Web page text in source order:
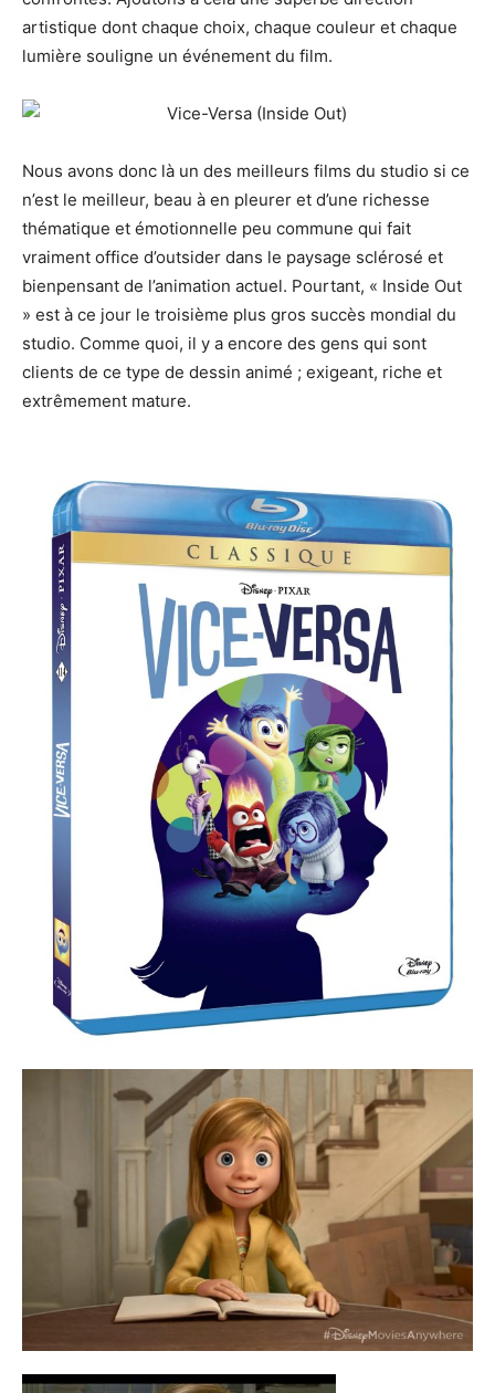
artistique dont chaque choix, chaque couleur et chaque
lumière souligne un événement du film.
Nous avons donc là un des meilleurs films du studio si ce
n’est le meilleur, beau à en pleurer et d’une richesse
thématique et émotionnelle peu commune qui fait
vraiment office d’outsider dans le paysage sclérosé et
bienpensant de l’animation actuel. Pourtant, « Inside Out
» est à ce jour le troisième plus gros succès mondial du
studio. Comme quoi, il y a encore des gens qui sont
clients de ce type de dessin animé ; exigeant, riche et
extrêmement mature.